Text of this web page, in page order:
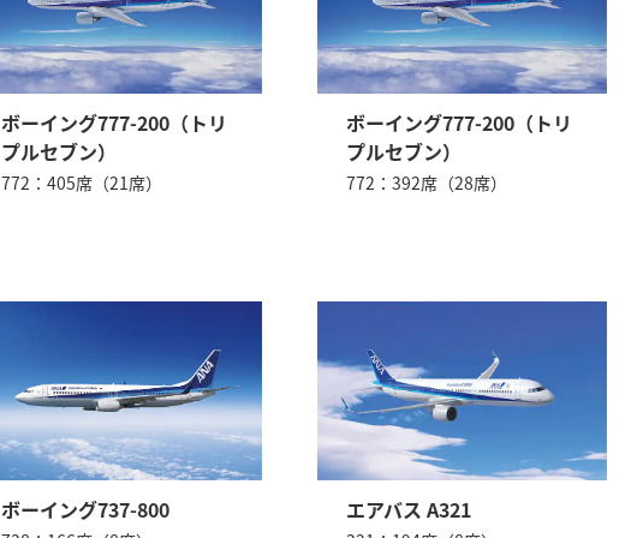
ボーイング777-200（トリ
プルセブン）
772：405席（21席）
ボーイング777-200（トリ
プルセブン）
772：392席（28席）
ボーイング737-800 エアバス A321